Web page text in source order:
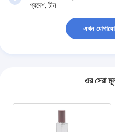
প্রদেশ, চীন
এখন
এর সেরা